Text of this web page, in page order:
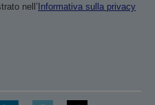
nell’ Informativa sulla privacy